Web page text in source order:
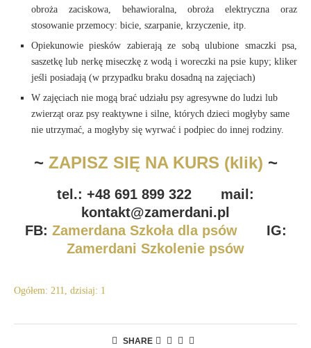
obroża zaciskowa, behawioralna, obroża elektryczna oraz
stosowanie przemocy: bicie, szarpanie, krzyczenie, itp.
Opiekunowie piesków zabierają ze sobą ulubione smaczki psa,
saszetkę lub nerkę miseczkę z wodą i woreczki na psie kupy; kliker
jeśli posiadają (w przypadku braku dosadną na zajęciach)
W zajęciach nie mogą brać udziału psy agresywne do ludzi lub
zwierząt oraz psy reaktywne i silne, których dzieci mogłyby same
nie utrzymać, a mogłyby się wyrwać i podpiec do innej rodziny.
~ ZAPISZ SIĘ NA KURS (klik) ~
tel.: +48 691 899 322 mail:
kontakt@zamerdani.pl
FB: Zamerdana Szkoła dla psówIG:
Zamerdani Szkolenie psów
Ogółem: 211, dzisiaj: 1
SHARE